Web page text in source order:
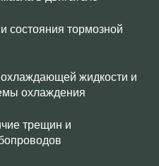
состояния тормозной
жидкости и
охлаждения
трещин и